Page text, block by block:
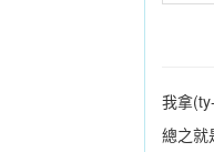
我拿
總之就